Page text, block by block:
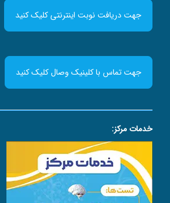
جهت دریافت نوبت اینترنتی کلیک کنید
جهت تماس با کلینیک وصال کلیک کنید
خدمات مرکز: